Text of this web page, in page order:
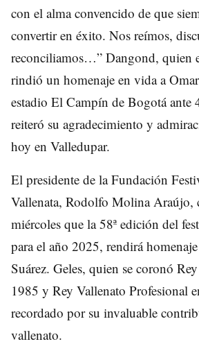
con el alma convencido de que
convertir en éxito. Nos reímos,
reconciliamos…” Dangond, quien
rindió un homenaje en vida a
estadio El Campín de Bogotá ante
reiteró su agradecimiento y
hoy en Valledupar.
El presidente de la Fundación
Vallenata, Rodolfo Molina Araújo,
miércoles que la 58ª edición del
para el año 2025, rendirá
Suárez. Geles, quien se coronó
1985 y Rey Vallenato Profesional
recordado por su invaluable
vallenato.